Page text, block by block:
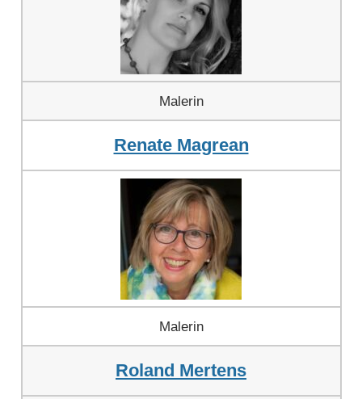
Malerin
Renate Magrean
Malerin
Roland Mertens